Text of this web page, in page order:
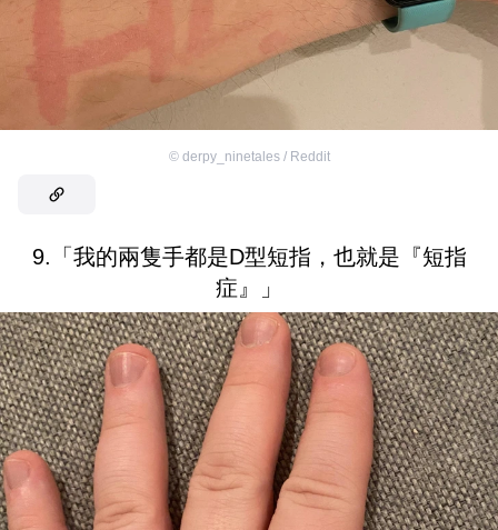
© derpy_ninetales / Reddit
9.「我的兩隻手都是D型短指，也就是『短指
症』」